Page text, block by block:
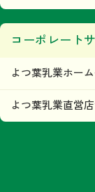
コーポレート
よつ葉乳業ホー
よつ葉乳業直営